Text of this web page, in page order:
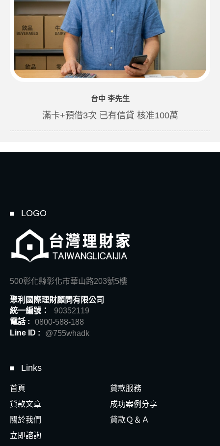
台中 李先生
滿卡+預借3次 已有信貸 核准100萬
LOGO
500彰化縣彰化市華山路203號5樓
聚利國際理財顧問有限公司
統一編號：
90352119
電話 :
0800-588-188
Line ID :
@755whadk
Links
首頁
貸款服務
貸款文章
成功案例分享
關於我們
貸款Ｑ＆Ａ
立即諮詢